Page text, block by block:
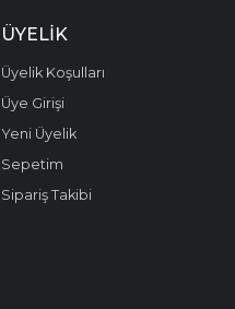
ÜYELIK
Üyelik Koşulları
Üye Girişi
Yeni Üyelik
Sepetim
Sipariş Takibi